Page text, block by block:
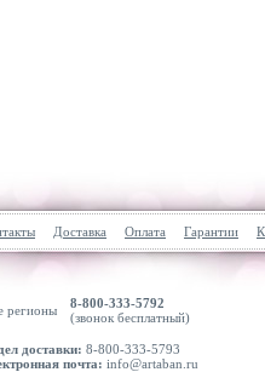
Доставка Оплата Гарантии
регионы
8-800-333-5792
(звонок бесплатный)
доставки: 8-800-333-5793
почта: info@artaban.ru